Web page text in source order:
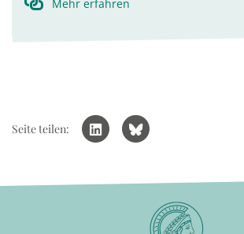
Mehr erfahren
Seite teilen: